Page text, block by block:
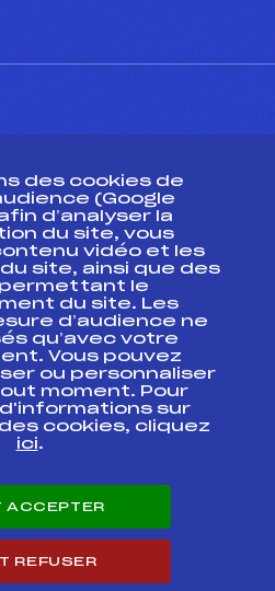
fédéral
Formation, Suivi
des cookies de
(Google
d’analyser la
du site, vous
vidéo et les
site, ainsi que des
le
du site. Les
d’audience ne
qu’avec votre
Vous pouvez
ou personnaliser
moment. Pour
sur
cookies, cliquez
ici.
ACCEPTER
REFUSER